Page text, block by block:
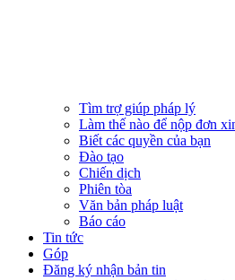
Tìm trợ giúp pháp lý
Làm thế nào để nộp đơn
Biết các quyền của bạn
Đào tạo
Chiến dịch
Phiên tòa
Văn bản pháp luật
Báo cáo
Tin tức
Góp
Đăng ký nhận bản tin